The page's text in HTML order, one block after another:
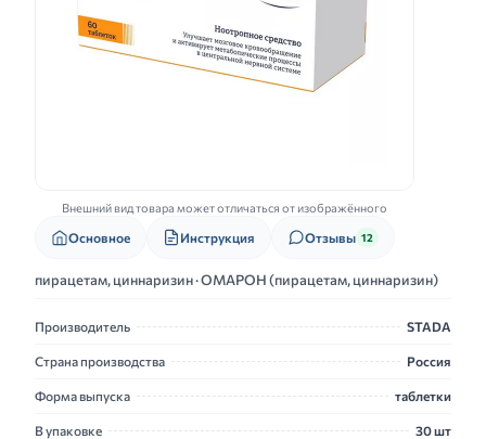
Внешний вид товара может отличаться от изображённого
Основное Инструкция Отзывы 12
пирацетам, циннаризин · ОМАРОН (пирацетам, циннаризин)
Производитель STADA
Страна производства Россия
Форма выпуска таблетки
В упаковке 30 шт